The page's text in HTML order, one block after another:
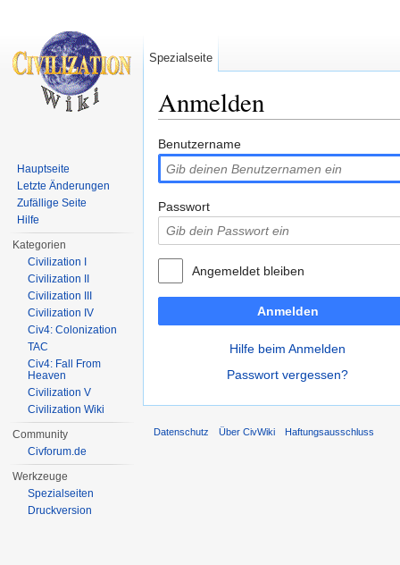
Anmelden
Benutzername
Passwort
Angemeldet bleiben
Anmelden
Hilfe beim Anmelden
Passwort vergessen?
Spezialseite
Hauptseite
Letzte Änderungen
Zufällige Seite
Hilfe
Kategorien
Civilization I
Civilization II
Civilization III
Civilization IV
Civ4: Colonization
TAC
Civ4: Fall From
Heaven
Civilization V
Civilization Wiki
Community
Civforum.de
Werkzeuge
Spezialseiten
Druckversion
Datenschutz Über CivWiki Haftungsausschluss